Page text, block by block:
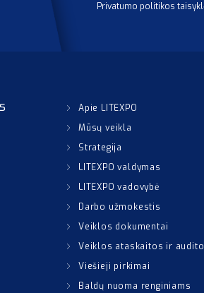
Privatumo politikos
Apie LITEXPO
Mūsų veikla
Strategija
LITEXPO valdymas
LITEXPO vadovybė
Darbo užmokestis
Veiklos dokumentai
Veiklos ataskaitos ir
Viešieji pirkimai
Baldų nuoma renginiams